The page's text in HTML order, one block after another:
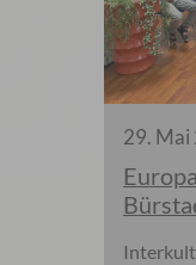
29. Mai